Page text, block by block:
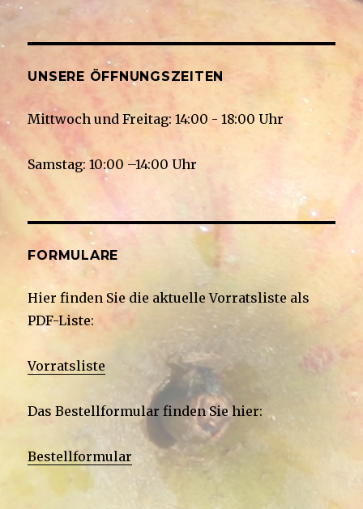
UNSERE ÖFFNUNGSZEITEN
Mittwoch und Freitag: 14:00 - 18:00 Uhr
Samstag: 10:00 –14:00 Uhr
FORMULARE
Hier finden Sie die aktuelle Vorratsliste als
PDF-Liste:
Vorratsliste
Das Bestellformular finden Sie hier:
Bestellformular